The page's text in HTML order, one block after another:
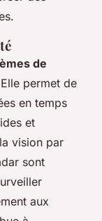
de
permet de
en temps
et
vision par
sont
aux